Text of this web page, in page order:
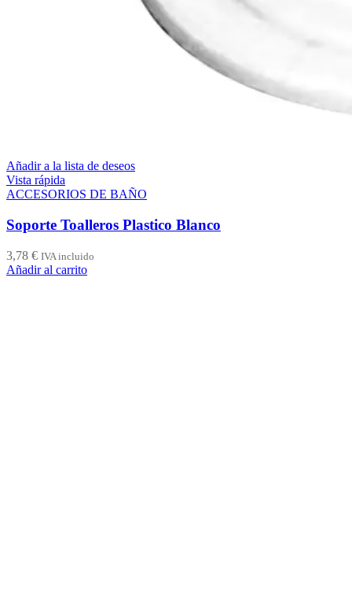
Añadir a la lista de deseos
Vista rápida
ACCESORIOS DE BAÑO
Soporte Toalleros Plastico Blanco
3,78 € IVA incluido
Añadir al carrito